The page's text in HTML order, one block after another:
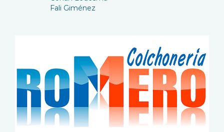
Fali Giménez